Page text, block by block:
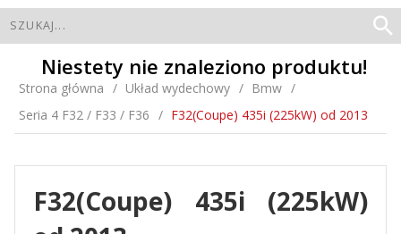
Strona główna Układ wydechowy
Bmw
Seria 4 F32 / F33 / F36
F32(Coupe) 435i (225kW) od 2013
F32(Coupe) 435i (225kW)
Niestety nie znaleziono produktu!